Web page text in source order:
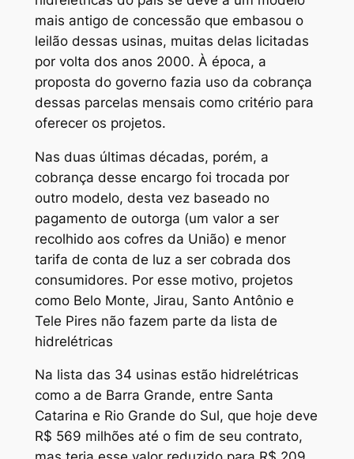
mais antigo de concessão que embasou o
leilão dessas usinas, muitas delas licitadas
por volta dos anos 2000. À época, a
proposta do governo fazia uso da cobrança
dessas parcelas mensais como critério para
oferecer os projetos.
Nas duas últimas décadas, porém, a
cobrança desse encargo foi trocada por
outro modelo, desta vez baseado no
pagamento de outorga (um valor a ser
recolhido aos cofres da União) e menor
tarifa de conta de luz a ser cobrada dos
consumidores. Por esse motivo, projetos
como Belo Monte, Jirau, Santo Antônio e
Tele Pires não fazem parte da lista de
hidrelétricas
Na lista das 34 usinas estão hidrelétricas
como a de Barra Grande, entre Santa
Catarina e Rio Grande do Sul, que hoje deve
R$ 569 milhões até o fim de seu contrato,